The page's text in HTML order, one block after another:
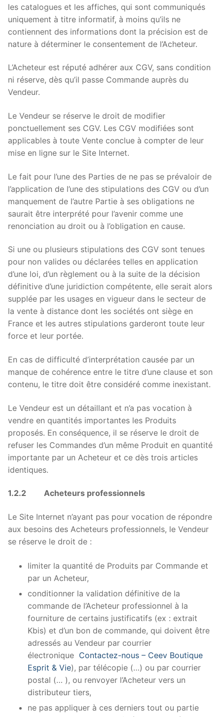
les catalogues et les affiches, qui sont communiqués
uniquement à titre informatif, à moins qu’ils ne
contiennent des informations dont la précision est de
nature à déterminer le consentement de l’Acheteur.
L’Acheteur est réputé adhérer aux CGV, sans condition
ni réserve, dès qu’il passe Commande auprès du
Vendeur.
Le Vendeur se réserve le droit de modifier
ponctuellement ses CGV. Les CGV modifiées sont
applicables à toute Vente conclue à compter de leur
mise en ligne sur le Site Internet.
Le fait pour l’une des Parties de ne pas se prévaloir de
l’application de l’une des stipulations des CGV ou d’un
manquement de l’autre Partie à ses obligations ne
saurait être interprété pour l’avenir comme une
renonciation au droit ou à l’obligation en cause.
Si une ou plusieurs stipulations des CGV sont tenues
pour non valides ou déclarées telles en application
d’une loi, d’un règlement ou à la suite de la décision
définitive d’une juridiction compétente, elle serait alors
supplée par les usages en vigueur dans le secteur de
la vente à distance dont les sociétés ont siège en
France et les autres stipulations garderont toute leur
force et leur portée.
En cas de difficulté d’interprétation causée par un
manque de cohérence entre le titre d’une clause et son
contenu, le titre doit être considéré comme inexistant.
Le Vendeur est un détaillant et n’a pas vocation à
vendre en quantités importantes les Produits
proposés. En conséquence, il se réserve le droit de
refuser les Commandes d’un même Produit en quantité
importante par un Acheteur et ce dès trois articles
identiques.
1.2.2 Acheteurs professionnels
Le Site Internet n’ayant pas pour vocation de répondre
aux besoins des Acheteurs professionnels, le Vendeur
se réserve le droit de :
limiter la quantité de Produits par Commande et
par un Acheteur,
conditionner la validation définitive de la
commande de l’Acheteur professionnel à la
fourniture de certains justificatifs (ex : extrait
Kbis) et d’un bon de commande, qui doivent être
adressés au Vendeur par courrier
électronique Contactez-nous – Ceev Boutique
Esprit & Vie), par télécopie (…) ou par courrier
postal (… ), ou renvoyer l’Acheteur vers un
distributeur tiers,
ne pas appliquer à ces derniers tout ou partie